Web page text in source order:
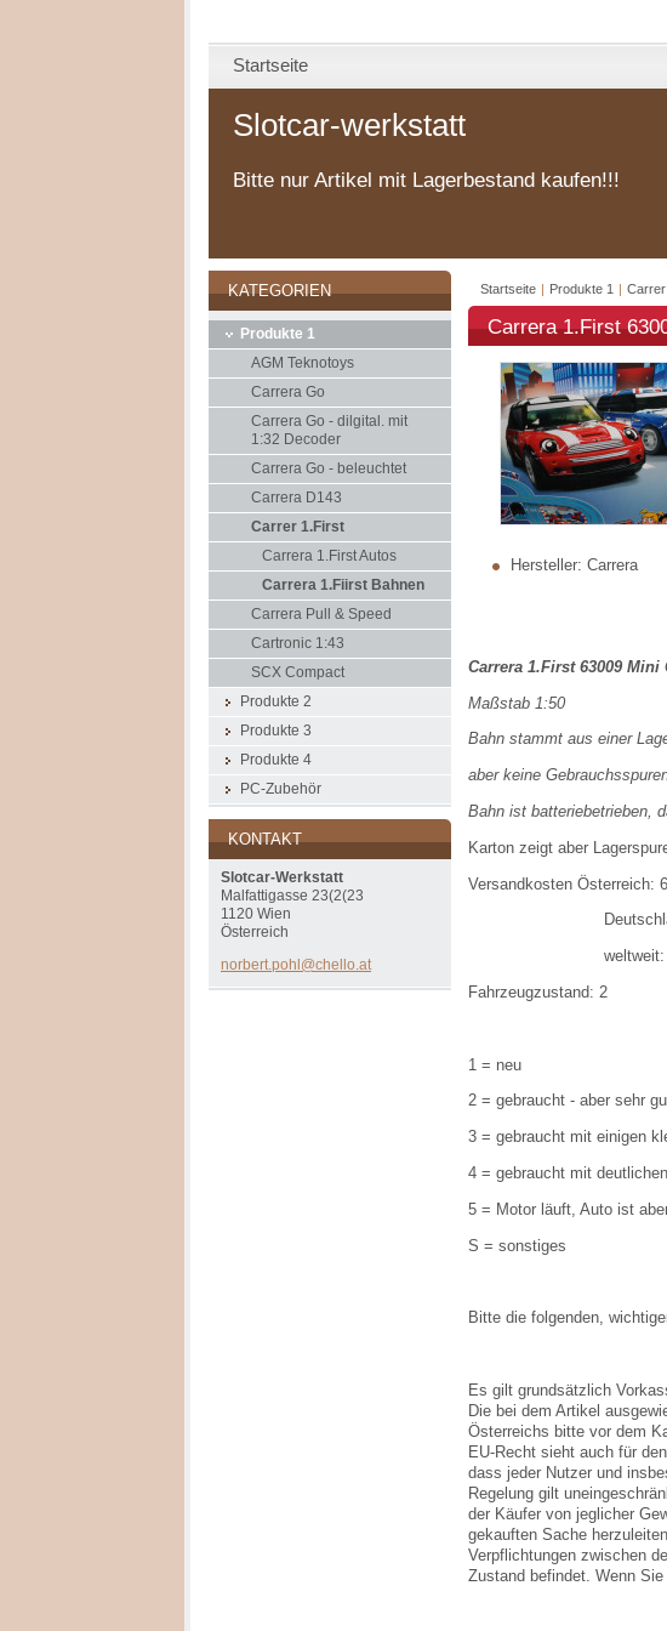
Startseite
Slotcar-werkstatt
Bitte nur Artikel mit Lagerbestand kaufen!!!
Startseite | Produkte 1 |
Carrera 1.First
Hersteller: Carrera
Carrera 1.First 63009 Mini
Maßstab 1:50
Bahn stammt aus einer
aber keine
Bahn ist batteriebetrieben,
Karton zeigt aber
Versandkosten Österreich:
Deutschland:
weltweit:
Fahrzeugzustand: 2
1 = neu
2 = gebraucht - aber sehr
3 = gebraucht mit einigen
4 = gebraucht mit
5 = Motor läuft, Auto ist
S = sonstiges
Bitte die folgenden,
Es gilt grundsätzlich
Die bei dem Artikel
Österreichs bitte vor dem
EU-Recht sieht auch für
dass jeder Nutzer und
Regelung gilt
der Käufer von jeglicher
gekauften Sache
Verpflichtungen zwischen
Zustand befindet. Wenn
KATEGORIEN
Produkte 1
AGM Teknotoys
Carrera Go
Carrera Go - dilgital. mit
1:32 Decoder
Carrera Go - beleuchtet
Carrera D143
Carrer 1.First
Carrera 1.First Autos
Carrera 1.Fiirst Bahnen
Carrera Pull & Speed
Cartronic 1:43
SCX Compact
Produkte 2
Produkte 3
Produkte 4
PC-Zubehör
KONTAKT
Slotcar-Werkstatt
Malfattigasse 23(2(23
1120 Wien
Österreich
norbert. pohl@che llo.at